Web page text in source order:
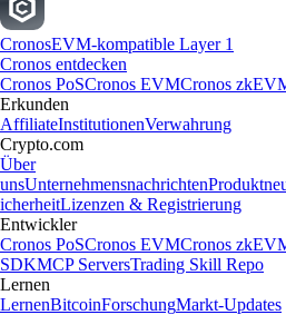
CronosEVM-kompatible Layer 1
Cronos entdecken
Cronos PoSCronos EVMCronos
Erkunden
AffiliateInstitutionenVerwahrung
Crypto.com
Über
unsUnternehmensnachrichten
icherheitLizenzen & Registrierung
Entwickler
Cronos PoSCronos EVMCronos
SDKMCP ServersTrading Skill Repo
Lernen
LernenBitcoinForschungMarkt-Updates